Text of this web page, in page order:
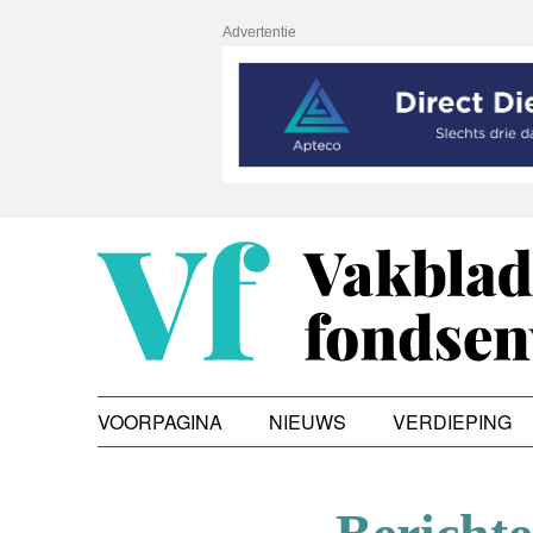
Advertentie
VOORPAGINA NIEUWS VERDIEPING